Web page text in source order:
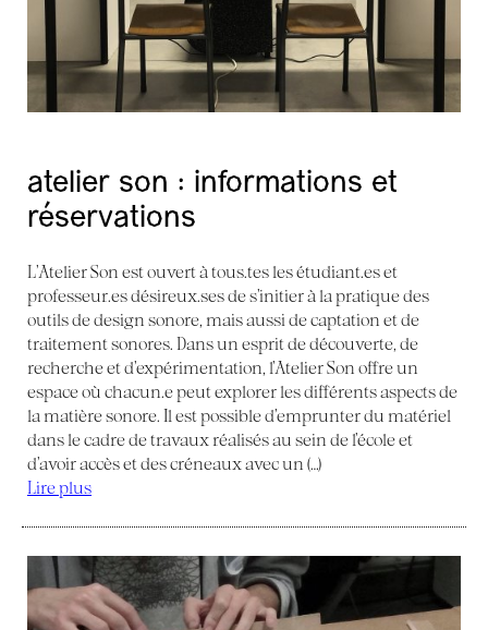
atelier son : informations et
réservations
L’Atelier Son est ouvert à tous.tes les étudiant.es et
professeur.es désireux.ses de s’initier à la pratique des
outils de design sonore, mais aussi de captation et de
traitement sonores. Dans un esprit de découverte, de
recherche et d’expérimentation, l’Atelier Son offre un
espace où chacun.e peut explorer les différents aspects de
la matière sonore. Il est possible d’emprunter du matériel
dans le cadre de travaux réalisés au sein de l’école et
d’avoir accès et des créneaux avec un (…)
Lire plus